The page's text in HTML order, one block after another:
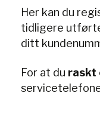
Her kan du
tidligere
ditt
For at du raskt